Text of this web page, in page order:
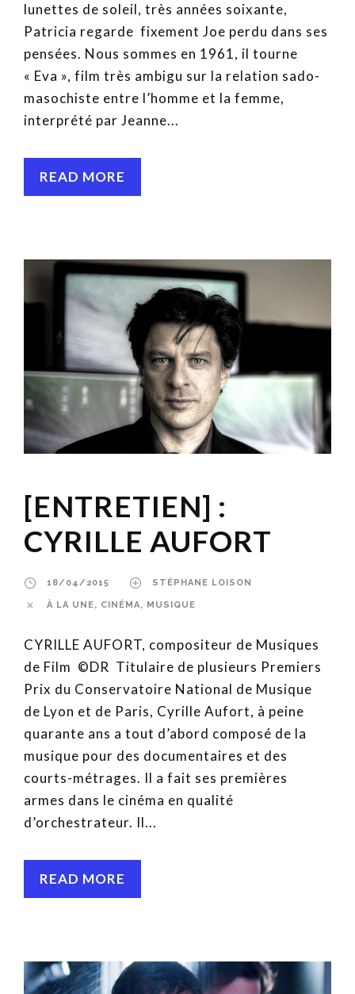
lunettes de soleil, très années soixante,
Patricia regarde fixement Joe perdu dans ses
pensées. Nous sommes en 1961, il tourne
« Eva », film très ambigu sur la relation sado-
masochiste entre l’homme et la femme,
interprété par Jeanne...
READ MORE
[ENTRETIEN] :
CYRILLE AUFORT
18/04/2015 STÉPHANE LOISON
À LA UNE, CINÉMA, MUSIQUE
CYRILLE AUFORT, compositeur de Musiques
de Film ©DR Titulaire de plusieurs Premiers
Prix du Conservatoire National de Musique
de Lyon et de Paris, Cyrille Aufort, à peine
quarante ans a tout d’abord composé de la
musique pour des documentaires et des
courts-métrages. Il a fait ses premières
armes dans le cinéma en qualité
d’orchestrateur. Il...
READ MORE